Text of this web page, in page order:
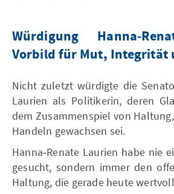
Würdigung
Vorbild für Mut, Integrität
Nicht zuletzt würdigte die
Laurien als Politikerin, deren
dem Zusammenspiel von
Handeln gewachsen sei.
Hanna‑Renate Laurien habe nie
gesucht, sondern immer den
Haltung, die gerade heute